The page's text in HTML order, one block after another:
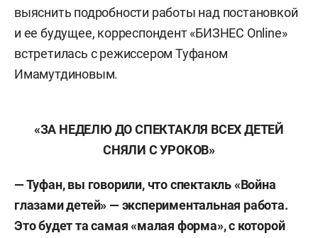
выяснить подробности работы над постановкой
и ее будущее, корреспондент «БИЗНЕС Online»
встретилась с режиссером Туфаном
Имамутдиновым.
«ЗА НЕДЕЛЮ ДО СПЕКТАКЛЯ ВСЕХ ДЕТЕЙ
СНЯЛИ С УРОКОВ»
— Туфан, вы говорили, что спектакль «Война
глазами детей» — экспериментальная работа.
Это будет та самая «малая форма», с которой